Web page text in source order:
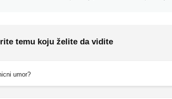
temu koju želite da vidite
umor?